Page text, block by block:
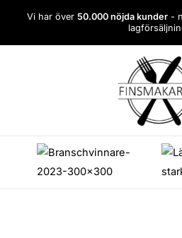
innehåll
Vi har över 50.000 nöjda kunder -